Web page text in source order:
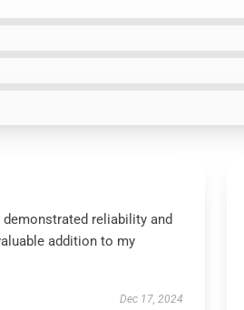
reliability and
addition to my
Dec 17, 2024